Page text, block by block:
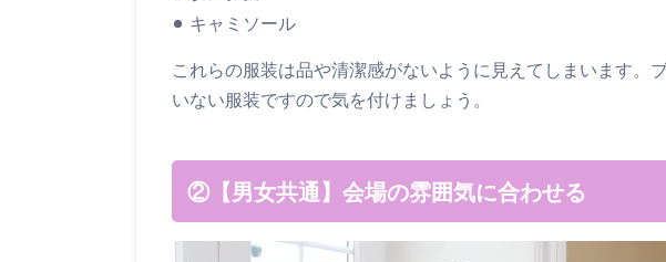
キャミソール
これらの服装は品や清潔感がないように見えてしまいます。
いない服装ですので気を付けましょう。
②【男女共通】会場の雰囲気に合わせる